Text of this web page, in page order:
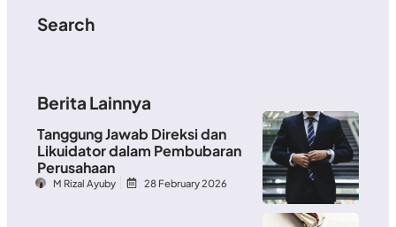
Search
Berita Lainnya
Tanggung Jawab Direksi dan
Likuidator dalam Pembubaran
Perusahaan
M Rizal Ayuby 28 February 2026